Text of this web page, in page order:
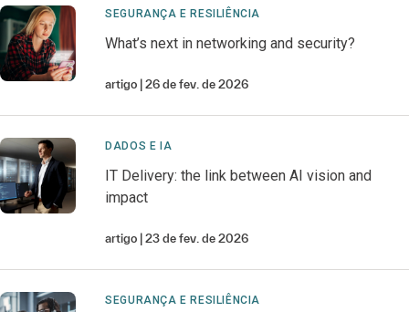
SEGURANÇA E RESILIÊNCIA
What’s next in networking and security?
artigo 26 de fev. de 2026
DADOS E IA
IT Delivery: the link between AI vision and
impact
artigo 23 de fev. de 2026
SEGURANÇA E RESILIÊNCIA